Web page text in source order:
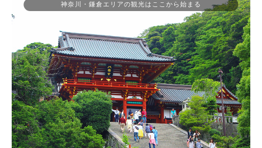
神奈川・鎌倉エリアの観光はここから始まる